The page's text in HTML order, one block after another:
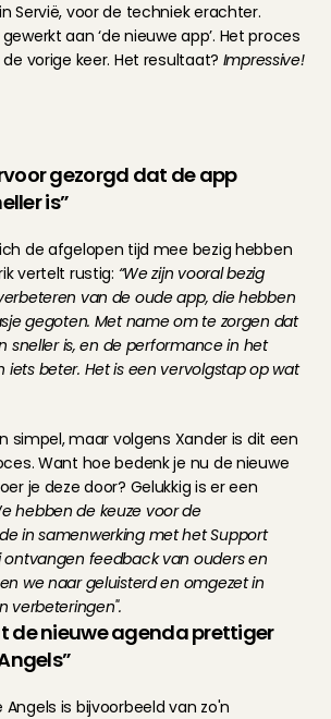
Servië, voor de techniek erachter.
aan ‘de nieuwe app’. Het proces
vorige keer. Het resultaat? Impressive!
gezorgd dat de app
is”
de afgelopen tijd mee bezig hebben
vertelt rustig: “We zijn vooral bezig
van de oude app, die hebben
gegoten. Met name om te zorgen dat
sneller is, en de performance in het
beter. Het is een vervolgstap op wat
simpel, maar volgens Xander is dit een
Want hoe bedenk je nu de nieuwe
je deze door? Gelukkig is er een
hebben de keuze voor de
in samenwerking met het Support
ontvangen feedback van ouders en
we naar geluisterd en omgezet in
verbeteringen".
de nieuwe agenda prettiger
is bijvoorbeeld van zo'n